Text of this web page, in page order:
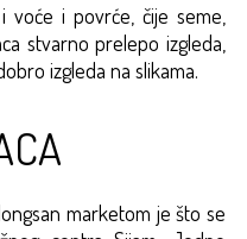
i povrće, čije seme,
stvarno prelepo izgleda,
izgleda na slikama.
marketom je što se